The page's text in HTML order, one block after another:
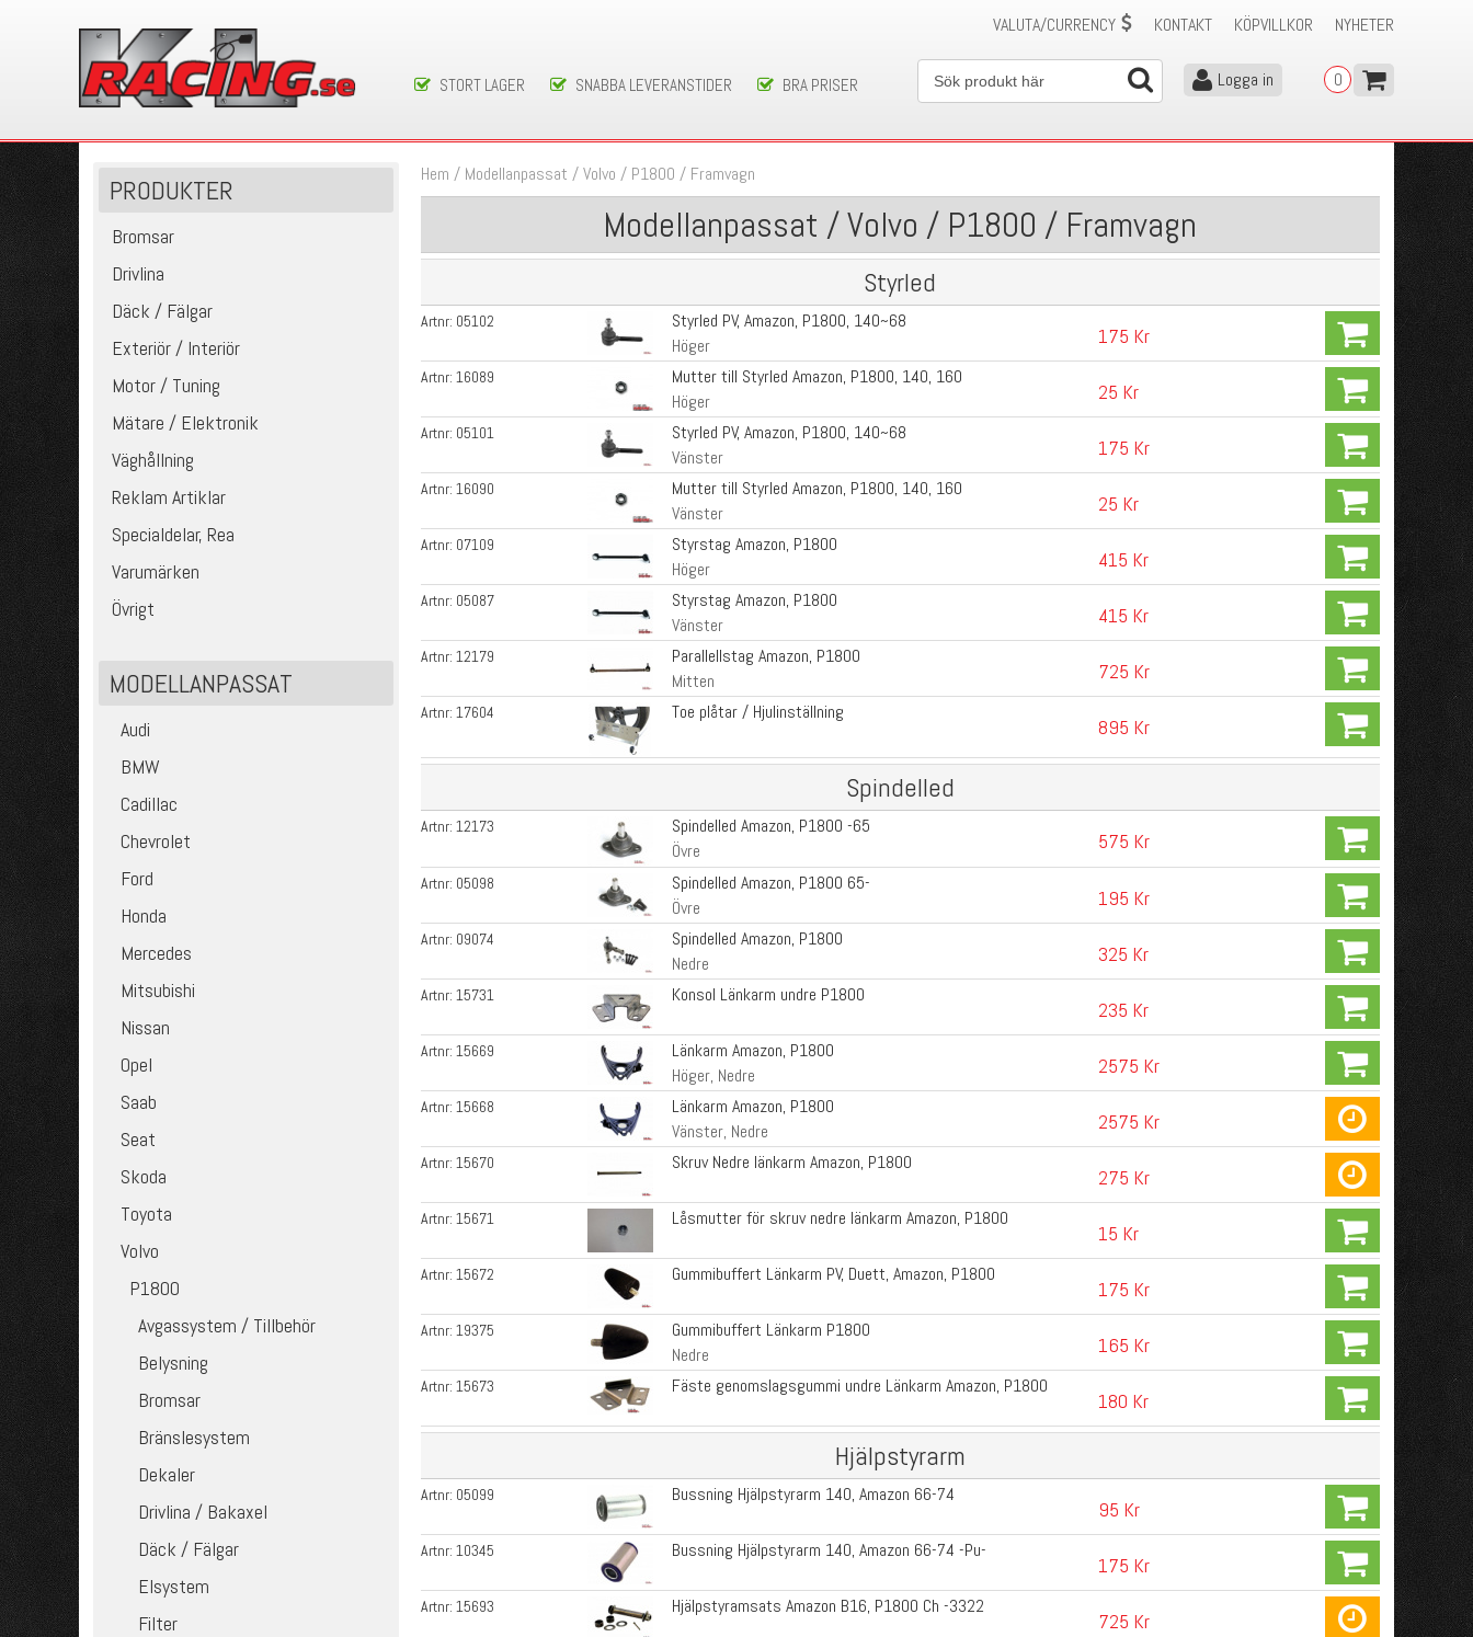
NYHETER
KÖPVILLKOR
KONTAKT
VALUTA/CURRENCY
STORT LAGER SNABBA LEVERANSTIDER BRA PRISER 0
Logga in
PRODUKTER
Bromsar
Drivlina
Däck / Fälgar
Exteriör / Interiör
Motor / Tuning
Mätare / Elektronik
Väghållning
Reklam Artiklar
Specialdelar, Rea
Varumärken
Övrigt
MODELLANPASSAT
Audi
BMW
Cadillac
Chevrolet
Ford
Honda
Mercedes
Mitsubishi
Nissan
Opel
Saab
Seat
Skoda
Toyota
Volvo
P1800
Avgassystem / Tillbehör
Belysning
Bromsar
Bränslesystem
Dekaler
Drivlina / Bakaxel
Däck / Fälgar
Elsystem
Filter
Hem / Modellanpassat /Volvo / P1800 / Framvagn
Modellanpassat / Volvo / P1800 / Framvagn
Styrled
Artnr: 05102
Styrled PV, Amazon, P1800, 140~68
Höger
175 Kr
Artnr:16089
Mutter till Styrled Amazon, P1800, 140, 160
Höger
25 Kr
Artnr: 05101
Styrled PV, Amazon, P1800, 140~68
Vänster
175 Kr
Artnr:16090
Mutter till Styrled Amazon, P1800, 140, 160
Vänster
25 Kr
Artnr: 07109
Styrstag Amazon, P1800
Höger
415 Kr
Artnr: 05087
Styrstag Amazon, P1800
Vänster
415 Kr
Artnr:12179
Parallellstag Amazon, P1800
Mitten
725 Kr
Artnr:17604 Toe plåtar / Hjulinställning
895 Kr
Spindelled
Artnr:12173
Spindelled Amazon, P1800 -65
Övre
575 Kr
Artnr: 05098
Spindelled Amazon, P1800 65-
Övre
195 Kr
Artnr: 09074
Spindelled Amazon, P1800
Nedre
325 Kr
Artnr:15731 Konsol Länkarm undre P1800
235 Kr
Artnr:15669
Länkarm Amazon, P1800
Höger, Nedre
2575 Kr
Artnr:15668
Länkarm Amazon, P1800
Vänster, Nedre
2575 Kr
Artnr:15670 Skruv Nedre länkarm Amazon, P1800
275 Kr
Artnr:15671 Låsmutter för skruv nedre länkarm Amazon, P1800
15 Kr
Artnr:15672 Gummibuffert Länkarm PV, Duett, Amazon, P1800
175 Kr
Artnr:19375
Gummibuffert Länkarm P1800
Nedre
165 Kr
Artnr:15673 Fäste genomslagsgummi undre Länkarm Amazon, P1800
180 Kr
Hjälpstyrarm
Artnr: 05099 Bussning Hjälpstyrarm 140, Amazon 66-74
95 Kr
Artnr:10345 Bussning Hjälpstyrarm 140, Amazon 66-74 -Pu-
175 Kr
Artnr:15693 Hjälpstyramsats Amazon B16, P1800 Ch -3322
725 Kr